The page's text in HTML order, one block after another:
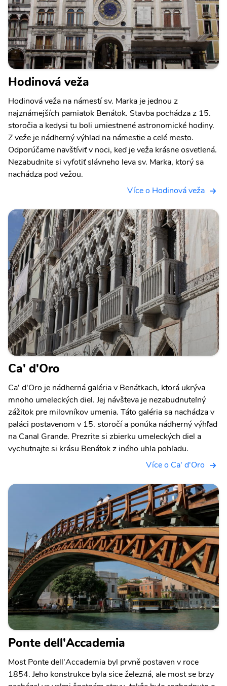
Hodinová veža
Hodinová veža na námestí sv. Marka je jednou z
najznámejších pamiatok Benátok. Stavba pochádza z 15.
storočia a kedysi tu boli umiestnené astronomické hodiny.
Z veže je nádherný výhľad na námestie a celé mesto.
Odporúčame navštíviť v noci, keď je veža krásne osvetlená.
Nezabudnite si vyfotiť slávneho leva sv. Marka, ktorý sa
nachádza pod vežou.
Více o Hodinová veža
Ca' d'Oro
Ca' d'Oro je nádherná galéria v Benátkach, ktorá ukrýva
mnoho umeleckých diel. Jej návšteva je nezabudnuteľný
zážitok pre milovníkov umenia. Táto galéria sa nachádza v
paláci postavenom v 15. storočí a ponúka nádherný výhľad
na Canal Grande. Prezrite si zbierku umeleckých diel a
vychutnajte si krásu Benátok z iného uhla pohľadu.
Více o Ca' d'Oro
Ponte dell'Accademia
Most Ponte dell'Accademia byl prvně postaven v roce
1854. Jeho konstrukce byla sice železná, ale most se brzy